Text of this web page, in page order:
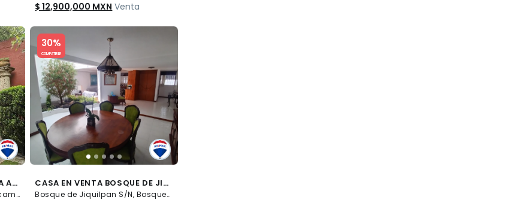
$ 12,900,000 MXN Venta
CASA EN VENTA, EXPLANADA AV. DE LAS FUETES, TECAMACHALCO, NAUCALPAN DE MÉXICO. - (34)
Explanada de las Fuentes, Tecamachalco, Naucalpan S/N, Explanada de las Fuentes, Naucalpan de Juárez
30%
COMPATIBLE
Slide 1 of 5
CASA EN VENTA BOSQUE DE JIQUILPAN, BOSQUES DE LA HERRADURA!!! - (34)
Bosque de Jiquilpan S/N, Bosques de la Herradura, Huixquilucan